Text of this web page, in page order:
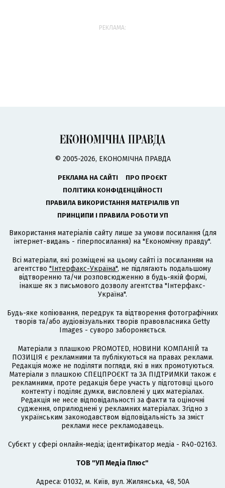
РЕКЛАМА:
© 2005-2026, ЕКОНОМІЧНА ПРАВДА
РЕКЛАМА НА САЙТІ
ПРО ПРОЄКТ
ПОЛІТИКА КОНФІДЕНЦІЙНОСТІ
ПРАВИЛА ВИКОРИСТАННЯ МАТЕРІАЛІВ УП
ПРИНЦИПИ І ПРАВИЛА РОБОТИ УП
Використання матеріалів сайту лише за умови посилання (для
інтернет-видань - гіперпосилання) на "Економічну правду".
Всі матеріали, які розміщені на цьому сайті із посиланням на
агентство "Інтерфакс-Україна", не підлягають подальшому
відтворенню та/чи розповсюдженню в будь-якій формі,
інакше як з письмового дозволу агентства "Інтерфакс-
Україна".
Будь-яке копіювання, передрук та відтворення фотографічних
творів та/або аудіовізуальних творів правовласника Getty
Images - суворо забороняється.
Матеріали з плашкою PROMOTED, НОВИНИ КОМПАНІЙ та
ПОЗИЦІЯ є рекламними та публікуються на правах реклами.
Редакція може не поділяти погляди, які в них промотуються.
Матеріали з плашкою СПЕЦПРОЄКТ та ЗА ПІДТРИМКИ також є
рекламними, проте редакція бере участь у підготовці цього
контенту і поділяє думки, висловлені у цих матеріалах.
Редакція не несе відповідальності за факти та оціночні
судження, оприлюднені у рекламних матеріалах. Згідно з
українським законодавством відповідальність за зміст
реклами несе рекламодавець.
Cубєкт у сфері онлайн-медіа; ідентифікатор медіа - R40-02163.
ТОВ "УП Медіа Плюс"
Адреса: 01032, м. Київ, вул. Жилянська, 48, 50А